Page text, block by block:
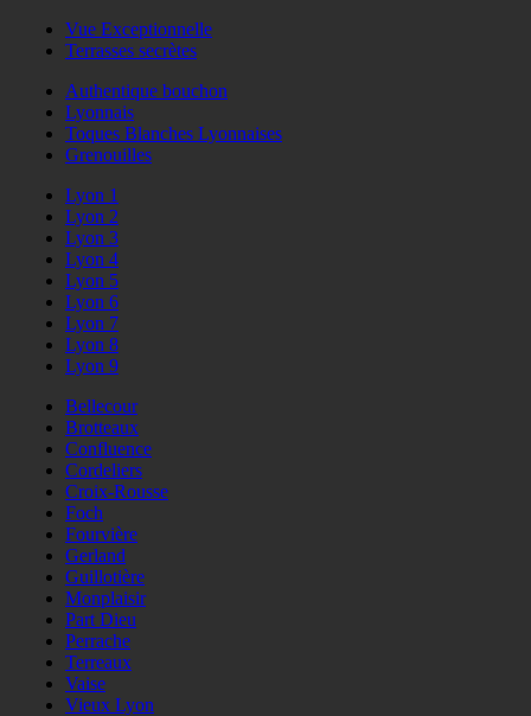
Vue Exceptionnelle
Terrasses secrètes
Authentique bouchon
Lyonnais
Toques Blanches Lyonnaises
Grenouilles
Lyon 1
Lyon 2
Lyon 3
Lyon 4
Lyon 5
Lyon 6
Lyon 7
Lyon 8
Lyon 9
Bellecour
Brotteaux
Confluence
Cordeliers
Croix-Rousse
Foch
Fourvière
Gerland
Guillotière
Monplaisir
Part Dieu
Perrache
Terreaux
Vaise
Vieux Lyon